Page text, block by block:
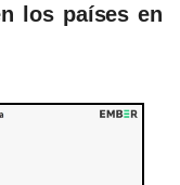
los países en